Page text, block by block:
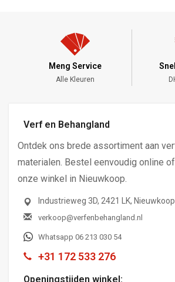
Meng Service
Alle Kleuren
Verf en Behangland
Ontdek ons brede assortiment aan
materialen. Bestel eenvoudig online
onze winkel in Nieuwkoop.
Industrieweg 3D, 2421 LK, Nieuwkoop
verkoop@verfenbehangland.nl
Whatsapp 06 213 030 54
+31 172 533 276
Openingstijden winkel: